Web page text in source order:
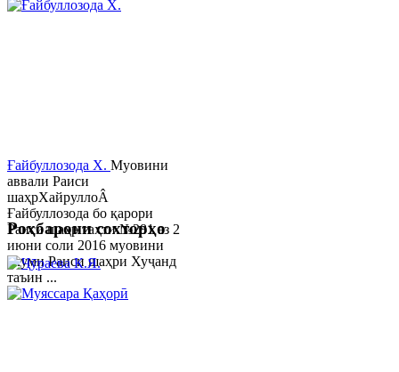
Ғайбуллозода Х. Муовини
аввали Раиси
шаҳрХайруллоÂ
Ғайбуллозода бо қарори
Раиси шаҳр таҳти №281 аз 2
июни соли 2016 муовини
якуми Раиси шаҳри Хуҷанд
таъин ...
Роҳбарони сохторҳо